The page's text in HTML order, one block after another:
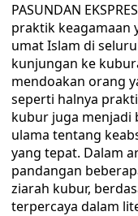
PASUNDAN
praktik keagamaan
umat Islam di
kunjungan ke
mendoakan orang
seperti halnya
kubur juga menjadi
ulama tentang
yang tepat. Dalam
pandangan
ziarah kubur,
terpercaya dalam